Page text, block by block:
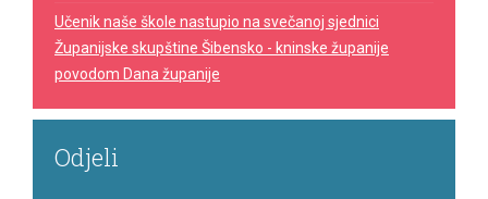
Učenik naše škole nastupio na svečanoj sjednici
Županijske skupštine Šibensko - kninske županije
povodom Dana županije
Odjeli